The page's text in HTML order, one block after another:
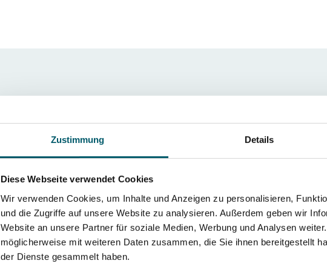
Zustimmung Details
Diese Webseite verwendet Cookies
Wir verwenden Cookies, um Inhalte und Anzeigen zu personalisieren,
und die Zugriffe auf unsere Website zu analysieren. Außerdem geben wir
Website an unsere Partner für soziale Medien, Werbung und Analysen
möglicherweise mit weiteren Daten zusammen, die Sie ihnen bereitgestellt
der Dienste gesammelt haben.
FAQ Maraging Stahl
Stahl 1.2709 (X3NiCoMoTi18-9-5) ist ein
Festigkeit und Zähigkeit, der sich durch geringen Verzug
Wie hoch ist die erreichbare Härte bei 1.2709 ?
Die erreichbare Randschichthärte liegt bei 53 - 58 HRC,
und der Auslagerungsdauer.
Welche typischen Anwendungen gibt es für 1.2709 ?